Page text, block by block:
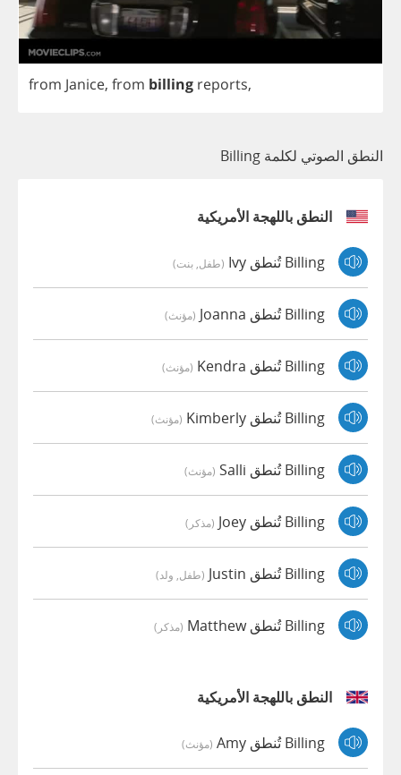
from Janice, from billing reports,
النطق الصوتي لكلمة Billing
النطق باللهجة الأمريكية
Billing تُنطق Ivy (طفل, بنت)
Billing تُنطق Joanna (مؤنث)
Billing تُنطق Kendra (مؤنث)
Billing تُنطق Kimberly (مؤنث)
Billing تُنطق Salli (مؤنث)
Billing تُنطق Joey (مذكر)
Billing تُنطق Justin (طفل, ولد)
Billing تُنطق Matthew (مذكر)
النطق باللهجة الأمريكية
Billing تُنطق Amy (مؤنث)